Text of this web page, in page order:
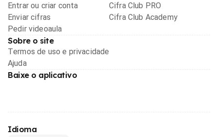
Entrar ou criar conta
Enviar cifras
Pedir videoaula
Cifra Club PRO
Cifra Club Academy
Sobre o site
Termos de uso e privacidade
Ajuda
Baixe o aplicativo
Idioma